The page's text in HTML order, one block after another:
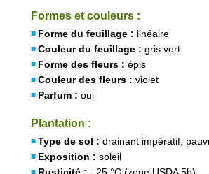
Formes et couleurs :
Forme du feuillage : linéaire
Couleur du feuillage : gris vert
Forme des fleurs : épis
Couleur des fleurs : violet
Parfum : oui
Plantation :
Type de sol : drainant impératif,
Exposition : soleil